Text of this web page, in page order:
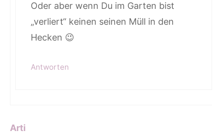
Oder aber wenn Du im Garten bist
„verliert“ keinen seinen Müll in den
Hecken 😉
Antworten
Arti